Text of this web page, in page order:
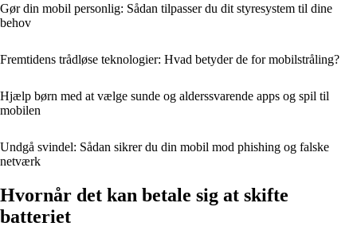
Gør din mobil personlig: Sådan tilpasser du dit styresystem til dine
behov
Fremtidens trådløse teknologier: Hvad betyder de for mobilstråling?
Hjælp børn med at vælge sunde og alderssvarende apps og spil til
mobilen
Undgå svindel: Sådan sikrer du din mobil mod phishing og falske
netværk
Hvornår det kan betale sig at skifte
batteriet